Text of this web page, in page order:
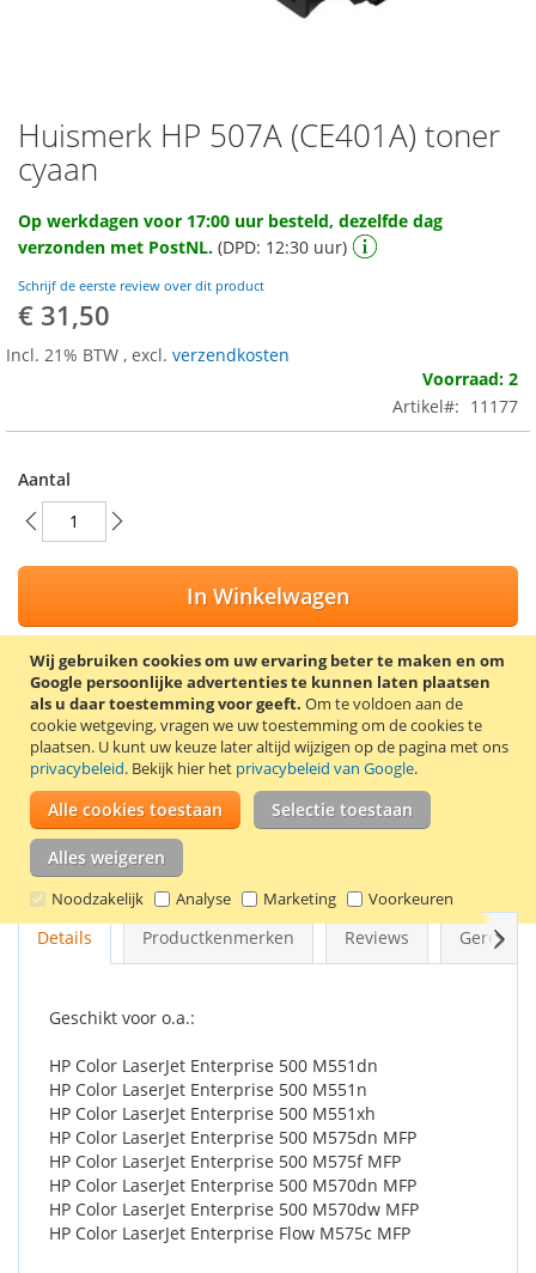
Wij gebruiken cookies om uw ervaring beter te maken en om
Google persoonlijke advertenties te kunnen laten plaatsen
als u daar toestemming voor geeft. Om te voldoen aan de
cookie wetgeving, vragen we uw toestemming om de cookies te
plaatsen. U kunt uw keuze later altijd wijzigen op de pagina met ons
privacybeleid. Bekijk hier het privacybeleid van Google.
Alle cookies toestaan Selectie toestaan
Alles weigeren
Noodzakelijk Analyse Marketing Voorkeuren
Ga
naar
het
van
de
gallerij
Huismerk HP 507A (CE401A) toner
cyaan
Op werkdagen voor 17:00 uur besteld, dezelfde dag
verzonden met PostNL. (DPD: 12:30 uur)
Schrijf de eerste review over dit product
€ 31,50
Incl. 21% BTW , excl. verzendkosten
Voorraad: 2
Artikel
11177
Aantal
In Winkelwagen
VOEG TOE AAN VERLANGLIJST
TOEVOEGEN OM TE VERGELIJKEN
100% Nieuwe compatible HP 507A (CE401A) toner cartridge.
Kleur: cyaan. Capaciteit: 6.000 pagina’s.
Goede kwaliteit en 2 jaar garantie!
Details Productkenmerken Reviews
Geschikt voor o.a.:
HP Color LaserJet Enterprise 500 M551dn
HP Color LaserJet Enterprise 500 M551n
HP Color LaserJet Enterprise 500 M551xh
HP Color LaserJet Enterprise 500 M575dn MFP
HP Color LaserJet Enterprise 500 M575f MFP
HP Color LaserJet Enterprise 500 M570dn MFP
HP Color LaserJet Enterprise 500 M570dw MFP
HP Color LaserJet Enterprise Flow M575c MFP